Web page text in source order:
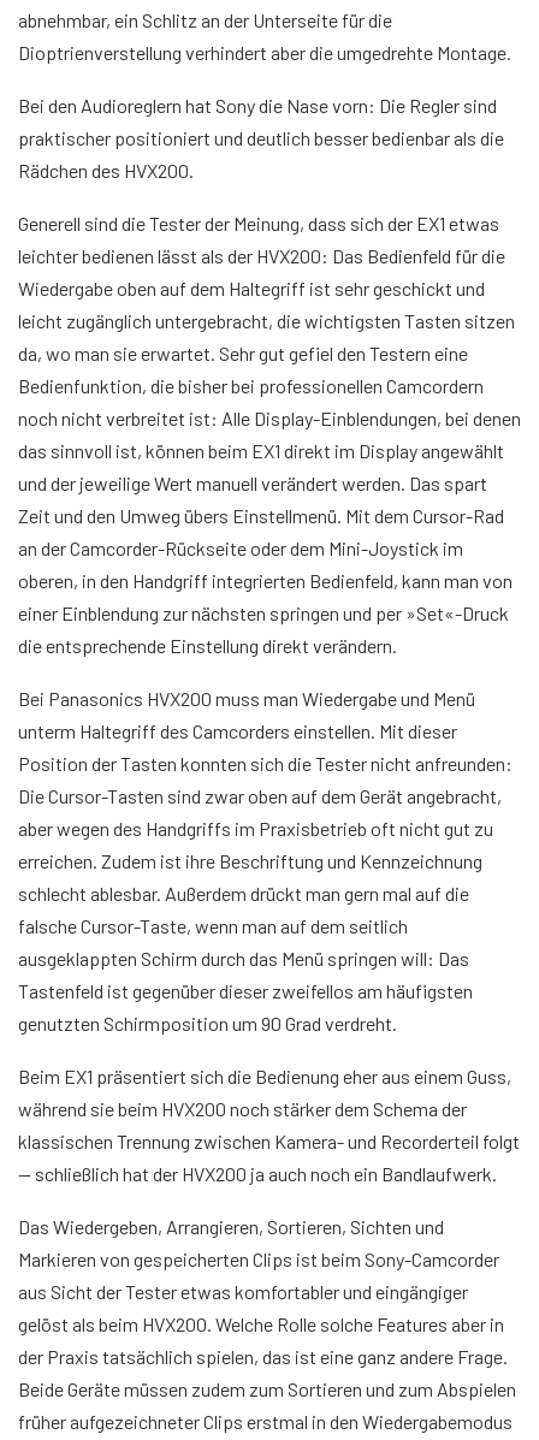
abnehmbar, ein Schlitz an der Unterseite für die
Dioptrienverstellung verhindert aber die umgedrehte Montage.
Bei den Audioreglern hat Sony die Nase vorn: Die Regler sind
praktischer positioniert und deutlich besser bedienbar als die
Rädchen des HVX200.
Generell sind die Tester der Meinung, dass sich der EX1 etwas
leichter bedienen lässt als der HVX200: Das Bedienfeld für die
Wiedergabe oben auf dem Haltegriff ist sehr geschickt und
leicht zugänglich untergebracht, die wichtigsten Tasten sitzen
da, wo man sie erwartet. Sehr gut gefiel den Testern eine
Bedienfunktion, die bisher bei professionellen Camcordern
noch nicht verbreitet ist: Alle Display-Einblendungen, bei denen
das sinnvoll ist, können beim EX1 direkt im Display angewählt
und der jeweilige Wert manuell verändert werden. Das spart
Zeit und den Umweg übers Einstellmenü. Mit dem Cursor-Rad
an der Camcorder-Rückseite oder dem Mini-Joystick im
oberen, in den Handgriff integrierten Bedienfeld, kann man von
einer Einblendung zur nächsten springen und per »Set«-Druck
die entsprechende Einstellung direkt verändern.
Bei Panasonics HVX200 muss man Wiedergabe und Menü
unterm Haltegriff des Camcorders einstellen. Mit dieser
Position der Tasten konnten sich die Tester nicht anfreunden:
Die Cursor-Tasten sind zwar oben auf dem Gerät angebracht,
aber wegen des Handgriffs im Praxisbetrieb oft nicht gut zu
erreichen. Zudem ist ihre Beschriftung und Kennzeichnung
schlecht ablesbar. Außerdem drückt man gern mal auf die
falsche Cursor-Taste, wenn man auf dem seitlich
ausgeklappten Schirm durch das Menü springen will: Das
Tastenfeld ist gegenüber dieser zweifellos am häufigsten
genutzten Schirmposition um 90 Grad verdreht.
Beim EX1 präsentiert sich die Bedienung eher aus einem Guss,
während sie beim HVX200 noch stärker dem Schema der
klassischen Trennung zwischen Kamera- und Recorderteil folgt
— schließlich hat der HVX200 ja auch noch ein Bandlaufwerk.
Das Wiedergeben, Arrangieren, Sortieren, Sichten und
Markieren von gespeicherten Clips ist beim Sony-Camcorder
aus Sicht der Tester etwas komfortabler und eingängiger
gelöst als beim HVX200. Welche Rolle solche Features aber in
der Praxis tatsächlich spielen, das ist eine ganz andere Frage.
Beide Geräte müssen zudem zum Sortieren und zum Abspielen
früher aufgezeichneter Clips erstmal in den Wiedergabemodus